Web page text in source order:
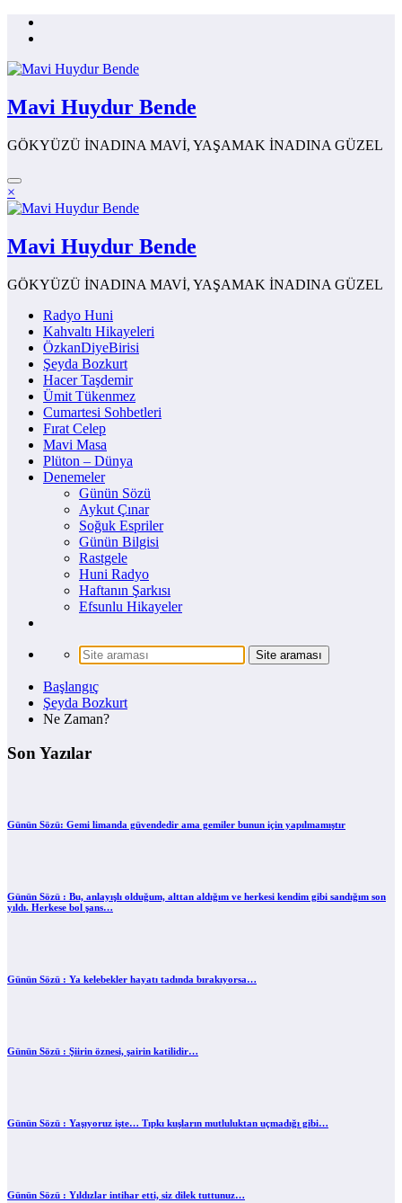
İçeriğe
Mavi Huydur Bende
GÖKYÜZÜ İNADINA MAVİ, YAŞAMAK İNADINA GÜZEL
×
Mavi Huydur Bende
GÖKYÜZÜ İNADINA MAVİ, YAŞAMAK İNADINA GÜZEL
Radyo Huni
Kahvaltı Hikayeleri
ÖzkanDiyeBirisi
Şeyda Bozkurt
Hacer Taşdemir
Ümit Tükenmez
Cumartesi Sohbetleri
Fırat Celep
Mavi Masa
Plüton – Dünya
Denemeler
Günün Sözü
Aykut Çınar
Soğuk Espriler
Günün Bilgisi
Rastgele
Huni Radyo
Haftanın Şarkısı
Efsunlu Hikayeler
Başlangıç
Şeyda Bozkurt
Ne Zaman?
Son Yazılar
Günün Sözü: Gemi limanda güvendedir ama gemiler bunun için yapılmamıştır
Günün Sözü : Bu, anlayışlı olduğum, alttan aldığım ve herkesi kendim gibi sandığım son
yıldı. Herkese bol şans…
Günün Sözü : Ya kelebekler hayatı tadında bırakıyorsa…
Günün Sözü : Şiirin öznesi, şairin katilidir…
Günün Sözü : Yaşıyoruz işte… Tıpkı kuşların mutluluktan uçmadığı gibi…
Günün Sözü : Yıldızlar intihar etti, siz dilek tuttunuz…